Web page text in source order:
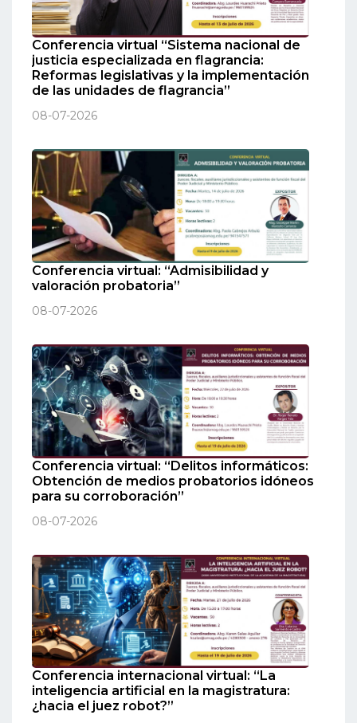
Conferencia virtual “Sistema nacional de
justicia especializada en flagrancia:
Reformas legislativas y la implementación
de las unidades de flagrancia”
08-07-2026
Conferencia virtual: “Admisibilidad y
valoración probatoria”
08-07-2026
Conferencia virtual: “Delitos informáticos:
Obtención de medios probatorios idóneos
para su corroboración”
08-07-2026
Conferencia internacional virtual: “La
inteligencia artificial en la magistratura:
¿hacia el juez robot?”